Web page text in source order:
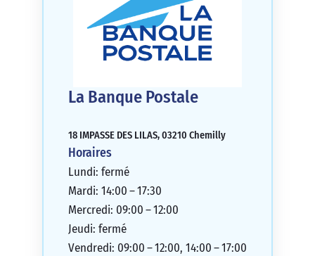
La Banque Postale
18 IMPASSE DES LILAS, 03210 Chemilly
Horaires
Lundi: fermé
Mardi: 14:00 – 17:30
Mercredi: 09:00 – 12:00
Jeudi: fermé
Vendredi: 09:00 – 12:00, 14:00 – 17:00